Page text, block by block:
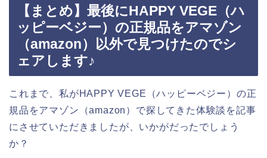
【まとめ】最後にHAPPY VEGE（ハ
ッピーベジー）の正規品をアマゾン
（amazon）以外で見つけたのでシ
ェアします♪
これまで、私がHAPPY VEGE（ハッピーベジー）の正
規品をアマゾン（amazon）で探してきた体験談を記事
にさせていただきましたが、いかがだったでしょう
か？